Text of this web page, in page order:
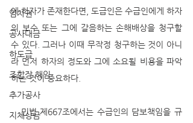
임차권
공사대금
하도급
조합장 해임
추가공사
지체상금
에 하자가 존재한다면, 도급인은 수급인에게 하자
의 보수 또는 그에 갈음하는 손해배상을 청구할
수 있다. 그러나 이때 무작정 청구하는 것이 아니
라 먼저 하자의 정도와 그에 소요될 비용을 파악
하는 것이 중요하다.
   민법 제667조에서는 수급인의 담보책임을 규